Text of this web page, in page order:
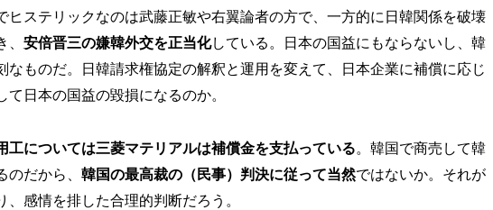
ヒステリックなのは武藤正敏や右翼論者の方で、一方的に日韓関係を破壊
安倍晋三の嫌韓外交を正当化している。日本の国益にもならないし、韓
なものだ。日韓請求権協定の解釈と運用を変えて、日本企業に補償に応じ
て日本の国益の毀損になるのか。
工については三菱マテリアルは補償金を支払っている。韓国で商売して韓
のだから、 韓国の最高裁の（民事）判決に従って当然ではないか。それが
、感情を排した合理的判断だろう。